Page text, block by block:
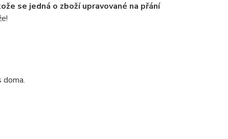
se jedná o zboží upravované na přání
doma.